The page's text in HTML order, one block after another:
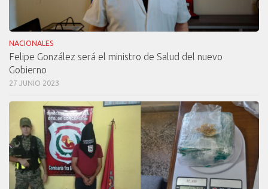
NACIONALES
Felipe González será el ministro de Salud del nuevo
Gobierno
27 JUNIO 2023